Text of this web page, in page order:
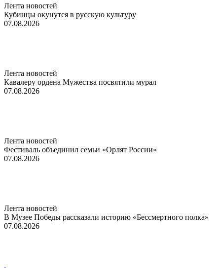
Лента новостей
Кубинцы окунутся в русскую культуру
07.08.2026
Лента новостей
Кавалеру ордена Мужества посвятили мурал
07.08.2026
Лента новостей
Фестиваль объединил семьи «Орлят России»
07.08.2026
Лента новостей
В Музее Победы рассказали историю «Бессмертного полка»
07.08.2026